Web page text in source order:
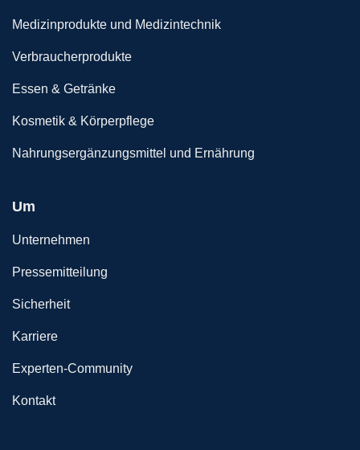
Medizinprodukte und Medizintechnik
Verbraucherprodukte
Essen & Getränke
Kosmetik & Körperpflege
Nahrungsergänzungsmittel und Ernährung
Um
Unternehmen
Pressemitteilung
Sicherheit
Karriere
Experten-Community
Kontakt